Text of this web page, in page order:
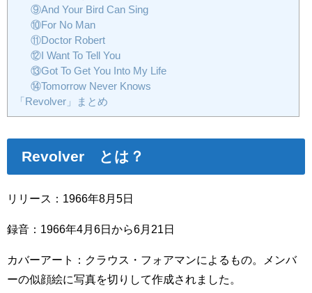
⑨And Your Bird Can Sing
⑩For No Man
⑪Doctor Robert
⑫I Want To Tell You
⑬Got To Get You Into My Life
⑭Tomorrow Never Knows
「Revolver」まとめ
Revolver とは？
リリース：1966年8月5日
録音：1966年4月6日から6月21日
カバーアート：クラウス・フォアマンによるもの。メンバ
ーの似顔絵に写真を切りして作成されました。